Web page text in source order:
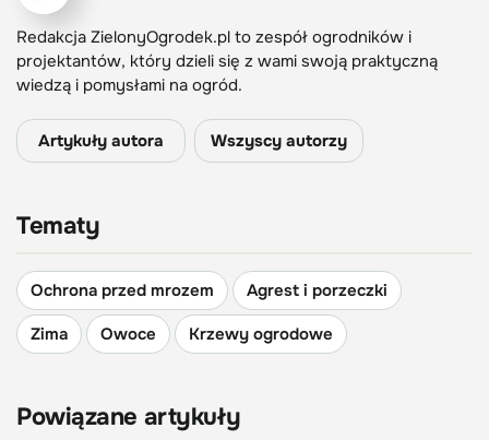
Redakcja ZielonyOgrodek.pl to zespół ogrodników i
projektantów, który dzieli się z wami swoją praktyczną
wiedzą i pomysłami na ogród.
Artykuły autora Wszyscy autorzy
Tematy
Ochrona przed mrozem
Agrest i porzeczki
Zima
Owoce Krzewy ogrodowe
Powiązane artykuły